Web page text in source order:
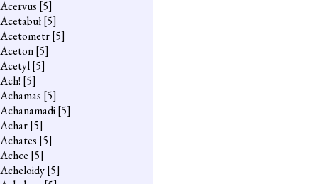
Acervus [5]
Acetabuł[5]
Acetometr[5]
Aceton[5]
Acetyl[5]
Ach! [5]
Achamas [5]
Achanamadi[5]
Achar[5]
Achates [5]
Achce [5]
Acheloidy[5]